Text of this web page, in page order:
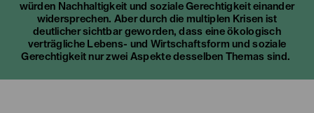
würden Nachhaltigkeit und soziale Gerechtigkeit einander
widersprechen. Aber durch die multiplen Krisen ist
deutlicher sichtbar geworden, dass eine ökologisch
verträgliche Lebens- und Wirtschaftsform und soziale
Gerechtigkeit nur zwei Aspekte desselben Themas sind.